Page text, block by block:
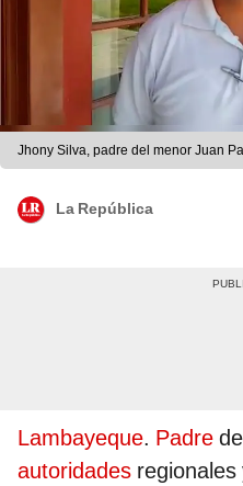
La República
Lambayeque. Padre
autoridades regionales